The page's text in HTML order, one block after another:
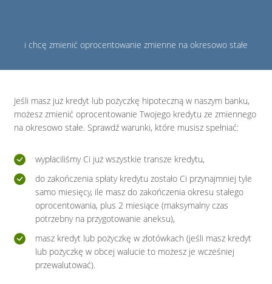
i chcę zmienić oprocentowanie zmienne na okresowo stałe
Jeśli masz już kredyt lub pożyczkę hipoteczną w naszym banku,
możesz zmienić oprocentowanie Twojego kredytu ze zmiennego
na okresowo stałe. Sprawdź warunki, które musisz spełniać:
wypłaciliśmy Ci już wszystkie transze kredytu,
do zakończenia spłaty kredytu zostało Ci przynajmniej tyle
samo miesięcy, ile masz do zakończenia okresu stałego
oprocentowania, plus 2 miesiące (maksymalny czas
potrzebny na przygotowanie aneksu),
masz kredyt lub pożyczkę w złotówkach (jeśli masz kredyt
lub pożyczkę w obcej walucie to możesz je wcześniej
przewalutować).